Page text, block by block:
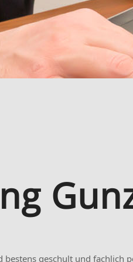
bestens geschult und fachlich